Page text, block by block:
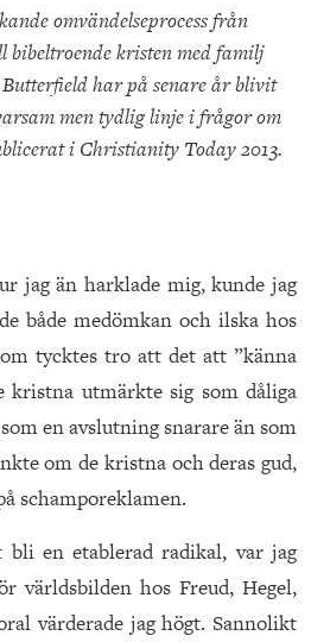
omvändelseprocess från
bibeltroende kristen med familj
har på senare år blivit
men tydlig linje i frågor om
i Christianity Today 2013.
jag än harklade mig, kunde jag
både medömkan och ilska hos
tycktes tro att det att ”känna
utmärkte sig som dåliga
en avslutning snarare än som
om de kristna och deras gud,
schamporeklamen.
bli en etablerad radikal, var jag
världsbilden hos Freud, Hegel,
värderade jag högt. Sannolikt